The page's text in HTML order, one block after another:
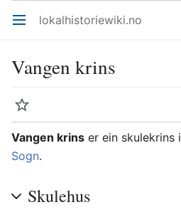
Åpne hovedmenyen lokalhistoriewiki.no
Vangen krins
Overvåk
Vangen krins er ein skulekrins i
Sogn.
Skulehus